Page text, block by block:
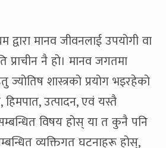
द्वारा मानव जीवनलाई उपयोगी वा
नै हो। मानव जगतमा
शास्त्रको प्रयोग भइरहेको
हिमपात, उत्पादन, एवं यस्तै
विषय होस् या त कुनै पनि
व्यक्तिगत घटनाहरू होस्,